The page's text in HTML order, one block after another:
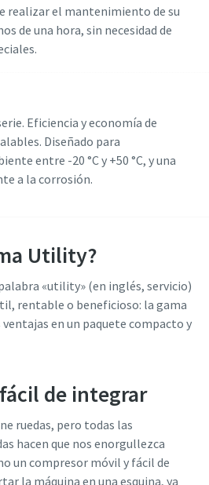
realizar el mantenimiento de su
de una hora, sin necesidad de
Eficiencia y economía de
Diseñado para
entre -20 °C y +50 °C, y una
a la corrosión.
Utility?
«utility» (en inglés, servicio)
rentable o beneficioso: la gama
en un paquete compacto y
de integrar
ruedas, pero todas las
hacen que nos enorgullezca
un compresor móvil y fácil de
la máquina en una esquina, ya